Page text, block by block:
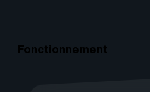
Fonctionnement